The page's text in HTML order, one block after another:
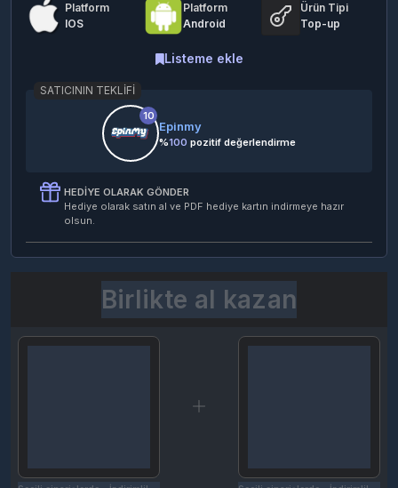
Platform
IOS
Platform
Android
Ürün Tipi
Top-up
Listeme ekle
SATICININ TEKLIFI
10
Epinmy
%100 pozitif değerlendirme
HEDIYE OLARAK GÖNDER
Hediye olarak satın al ve PDF hediye kartın indirmeye hazır
olsun.
Birlikte al kazan